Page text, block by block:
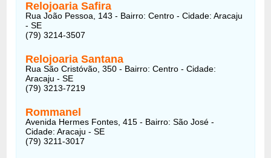
Relojoaria Safira
Rua João Pessoa, 143 - Bairro: Centro - Cidade: Aracaju
- SE
(79) 3214-3507
Relojoaria Santana
Rua São Cristóvão, 350 - Bairro: Centro - Cidade:
Aracaju - SE
(79) 3213-7219
Rommanel
Avenida Hermes Fontes, 415 - Bairro: São José -
Cidade: Aracaju - SE
(79) 3211-3017